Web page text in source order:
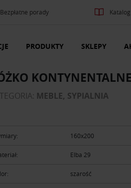
Bezpłatne porady
PRODUKTY SKLEPY
MEBLE, SYPIALNIA
160x200
Elba 29
szarość